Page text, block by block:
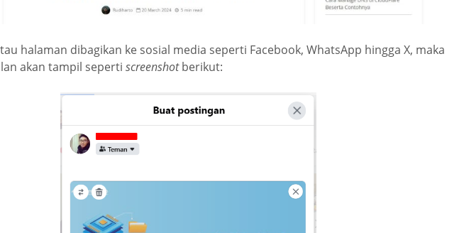
halaman dibagikan ke sosial media seperti Facebook, WhatsApp hingga X, maka
akan tampil seperti screenshotberikut: